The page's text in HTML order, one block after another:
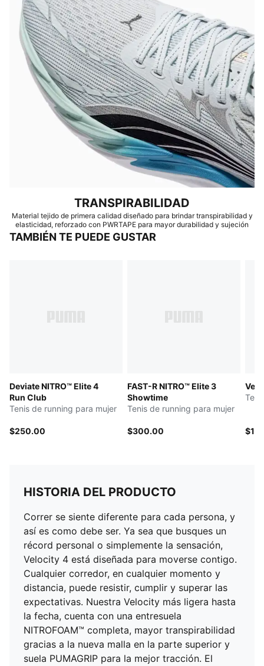
TRANSPIRABILIDAD
Material tejido de primera calidad diseñado para brindar transpirabilidad y
elasticidad, reforzado con PWRTAPE para mayor durabilidad y sujeción
TAMBIÉN TE PUEDE GUSTAR
Deviate NITRO™ Elite 4
Run Club
Tenis de running para mujer
$250.00
FAST-R NITRO™ Elite 3
Showtime
Tenis de running para mujer
$300.00
HISTORIA DEL PRODUCTO
Correr se siente diferente para cada persona, y
así es como debe ser. Ya sea que busques un
récord personal o simplemente la sensación,
Velocity 4 está diseñada para moverse contigo.
Cualquier corredor, en cualquier momento y
distancia, puede resistir, cumplir y superar las
expectativas. Nuestra Velocity más ligera hasta
la fecha, cuenta con una entresuela
NITROFOAM™ completa, mayor transpirabilidad
gracias a la nueva malla en la parte superior y
suela PUMAGRIP para la mejor tracción. El